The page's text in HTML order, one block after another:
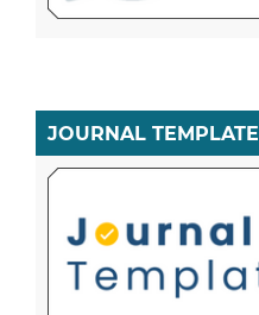
JOURNAL TEMPLATE